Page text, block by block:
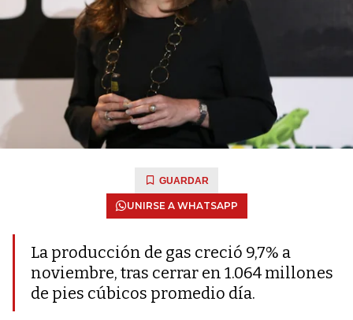
GUARDAR
UNIRSE A WHATSAPP
La producción de gas creció 9,7% a
noviembre, tras cerrar en 1.064 millones
de pies cúbicos promedio día.